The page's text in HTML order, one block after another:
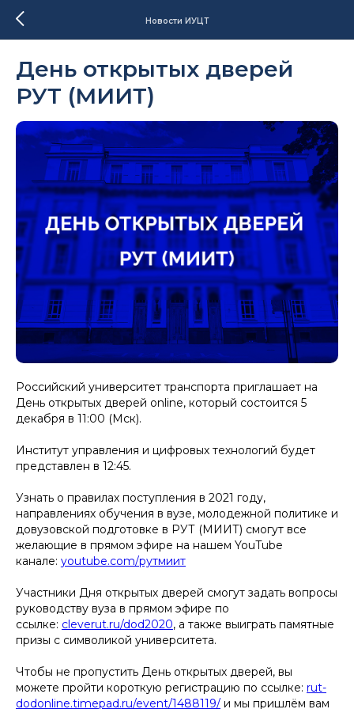
Новости ИУЦТ
День открытых дверей
РУТ (МИИТ)
Российский университет транспорта приглашает на
День открытых дверей online, который состоится 5
декабря в 11:00 (Мск).
Институт управления и цифровых технологий будет
представлен в 12:45.
Узнать о правилах поступления в 2021 году,
направлениях обучения в вузе, молодежной политике и
довузовской подготовке в РУТ (МИИТ) смогут все
желающие в прямом эфире на нашем YouTube
канале: youtube.com/рутмиит
Участники Дня открытых дверей смогут задать вопросы
руководству вуза в прямом эфире по
ссылке: cleverut.ru/dod2020, а также выиграть памятные
призы с символикой университета.
Чтобы не пропустить День открытых дверей, вы
можете пройти короткую регистрацию по ссылке: rut-
dodonline.timepad.ru/event/1488119/ и мы пришлём вам